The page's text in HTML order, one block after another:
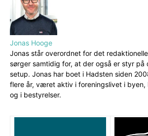
Jonas Hooge
Jonas står overordnet for det
sørger samtidig for, at der også er styr på
setup. Jonas har boet i Hadsten siden
flere år, været aktiv i foreningslivet i byen,
og i bestyrelser.